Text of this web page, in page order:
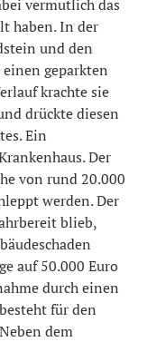
vermutlich das
haben. In der
und den
geparkten
krachte sie
drückte diesen
Ein
Der
von rund 20.000
werden. Der
blieb,
auf 50.000 Euro
durch einen
für den
dem